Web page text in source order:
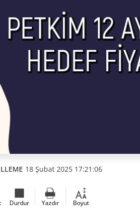
18 Şubat 2025 17:21:06
Durdur Yazdır Boyut